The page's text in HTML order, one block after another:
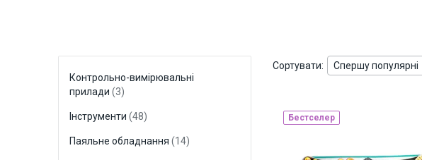
Сортувати: Спершу популярні
Бестселер
Контрольно-вимірювальні
прилади (3)
Інструменти (48)
Паяльне обладнання (14)